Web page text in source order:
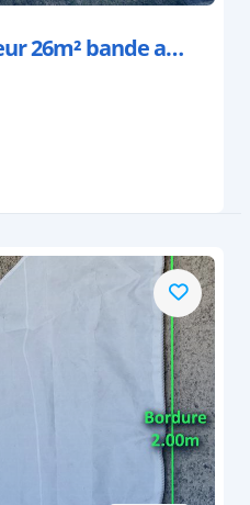
Génois sur enrouleur 26m² bande anti UV